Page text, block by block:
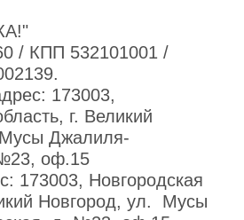
/ КПП 532101001 /
173003,
г. Великий
Джалиля-
оф.15
173003, Новгородская
Новгород, ул. Мусы